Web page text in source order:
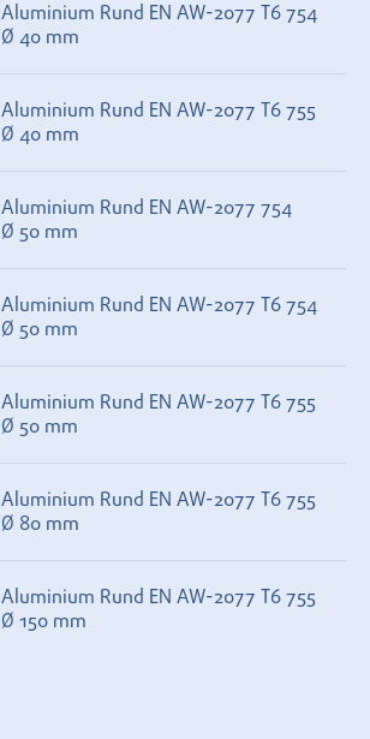
Aluminium Rund EN AW-2077 T6 754
Ø 40 mm
Aluminium Rund EN AW-2077 T6 755
Ø 40 mm
Aluminium Rund EN AW-2077 754
Ø 50 mm
Aluminium Rund EN AW-2077 T6 754
Ø 50 mm
Aluminium Rund EN AW-2077 T6 755
Ø 50 mm
Aluminium Rund EN AW-2077 T6 755
Ø 80 mm
Aluminium Rund EN AW-2077 T6 755
Ø 150 mm